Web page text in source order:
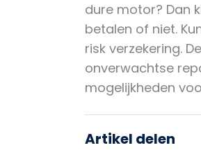
dure motor? Dan
betalen of niet.
risk verzekering.
onverwachtse
mogelijkheden
Artikel delen